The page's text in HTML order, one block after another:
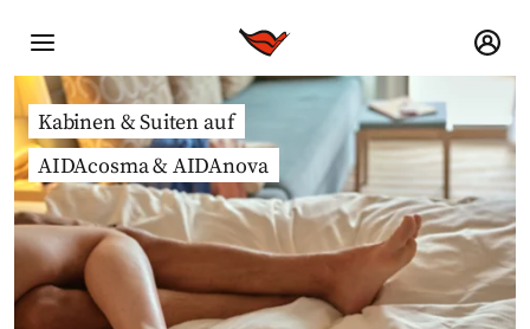
Kabinen & Suiten auf
AIDAcosma & AIDAnova